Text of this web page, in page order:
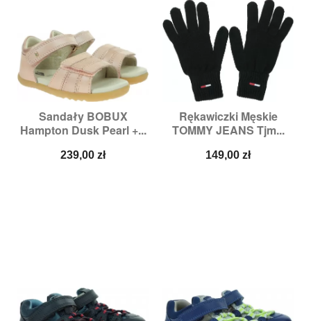
Sandały BOBUX
Hampton Dusk Pearl +...
Cena
239,00 zł
Rękawiczki Męskie
TOMMY JEANS Tjm...
Cena
149,00 zł